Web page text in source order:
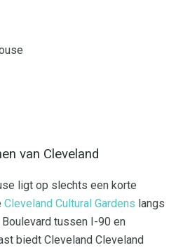
van Cleveland
ligt op slechts een korte
Cleveland Cultural Gardens langs
tussen I-90 en
biedt Cleveland Cleveland